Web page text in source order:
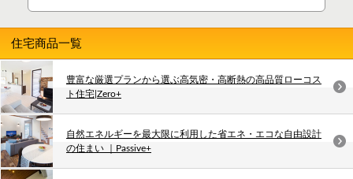
住宅商品一覧
豊富な厳選プランから選ぶ高気密・高断熱の高品質ローコス
ト住宅|Zero+
自然エネルギーを最大限に利用した省エネ・エコな自由設計
の住まい ｜Passive+